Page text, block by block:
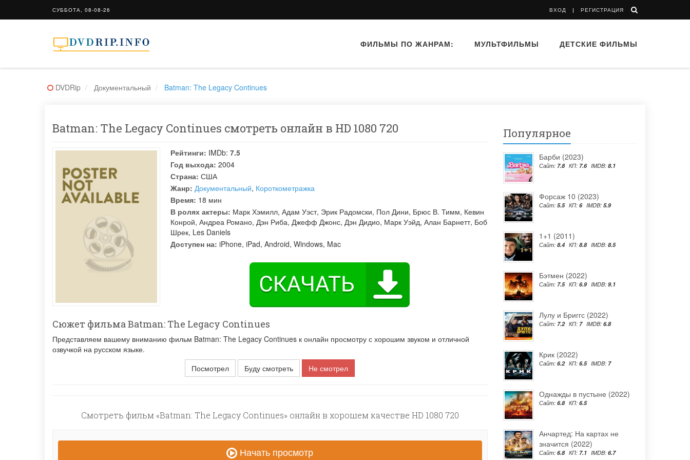
СУББОТА, 08-08-26 ВХОД РЕГИСТРАЦИЯ
ФИЛЬМЫ ПО ЖАНРАМ: МУЛЬТФИЛЬМЫ ДЕТСКИЕ ФИЛЬМЫ
DVDRip Документальный Batman: The Legacy Continues
Batman: The Legacy Continues смотреть онлайн в HD 1080 720
Рейтинги: IMDb: 7.5
Год выхода: 2004
Страна: США
Жанр: Документальный, Короткометражка
Время: 18 мин
В ролях актеры: Марк Хэмилл, Адам Уэст, Эрик Радомски, Пол Дини, Брюс В. Тимм, Кевин
Конрой, Андреа Романо, Дэн Риба, Джефф Джонс, Дэн Дидио, Марк Уэйд, Алан Барнетт, Боб
Шрек, Les Daniels
Доступен на: iPhone, iPad, Android, Windows, Mac
Сюжет фильма Batman: The Legacy Continues
Представляем вашему вниманию фильм Batman: The Legacy Continues к онлайн просмотру с хорошим звуком и отличной
озвучкой на русском языке.
Посмотрел
Буду смотреть Не смотрел
Смотреть фильм «Batman: The Legacy Continues» онлайн в хорошем качестве HD 1080 720
Начать просмотр
Популярное
Барби (2023)
Сайт: 7.8 КП: 7.6 IMDB: 8.1
Форсаж 10 (2023)
Сайт: 5.5 КП: 6 IMDB: 5.9
1+1 (2011)
Сайт: 8.4 КП: 8.8 IMDB: 8.5
Бэтмен (2022)
Сайт: 7.5 КП: 6.9 IMDB: 9.1
Лулу и Бриггс (2022)
Сайт: 7.2 КП: 7 IMDB: 6.8
Крик (2022)
Сайт: 6.2 КП: 6.5 IMDB: 7
Однажды в пустыне (2022)
Сайт: 6.8 КП: 6.5
Анчартед: На картах не
значится (2022)
Сайт: 6.8 КП: 7.1 IMDB: 6.7